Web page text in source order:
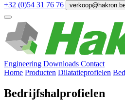
+32 (0)54 31 76 76
Engineering Downloads Contact
Home Producten Dilatatieprofielen
Bedrijfshalprofielen